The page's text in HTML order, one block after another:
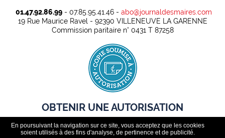
En poursuivant la navigation sur ce site, vous acceptez que les cookies
soient utilisés à des fins d'analyse, de pertinence et de publicité.
01.47.92.86.99- 07.85.95.41.46 - abo@journaldesmaires.com
19 Rue Maurice Ravel - 92390 VILLENEUVE LA GARENNE
Commission paritaire n° 0431 T 87258
OBTENIR UNE AUTORISATION
Pour pouvoir rediffuser légalement des contenus presse dans
un cadre professionnel, toute organisation doit au préalable